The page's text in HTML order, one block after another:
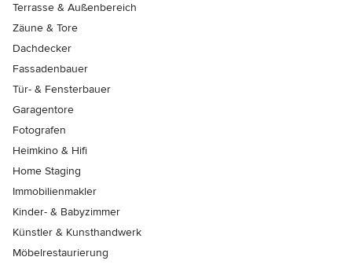
Terrasse & Außenbereich
Zäune & Tore
Dachdecker
Fassadenbauer
Tür- & Fensterbauer
Garagentore
Fotografen
Heimkino & Hifi
Home Staging
Immobilienmakler
Kinder- & Babyzimmer
Künstler & Kunsthandwerk
Möbelrestaurierung